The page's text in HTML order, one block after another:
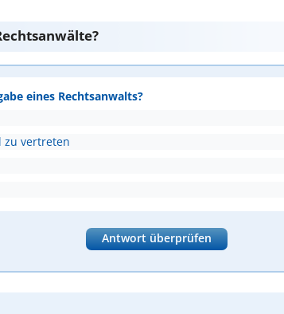
eines Rechtsanwalts?
zu vertreten
Antwort überprüfen